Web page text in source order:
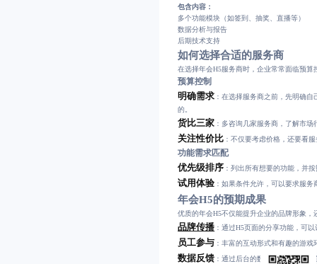
包含内容：
多个功能模块（如签到、抽奖、直播等）
数据分析与报告
后期技术支持
如何选择合适的服务商
在选择年会H5服务商时，企业常常面临预
预算控制
明确需求 ：在选择服务商之前，先明确
的。
货比三家 ：多咨询几家服务商，了解市
关注性价比 ：不仅要考虑价格，还要看
功能需求匹配
优先级排序 ：列出所有想要的功能，并
试用体验 ：如果条件允许，可以要求服
年会H5的预期成果
优质的年会H5不仅能提升企业的品牌形象
品牌传播 ：通过H5页面的分享功能，可
员工参与 ：丰富的互动形式和有趣的游
数据反馈 ：通过后台的数据统计和分析